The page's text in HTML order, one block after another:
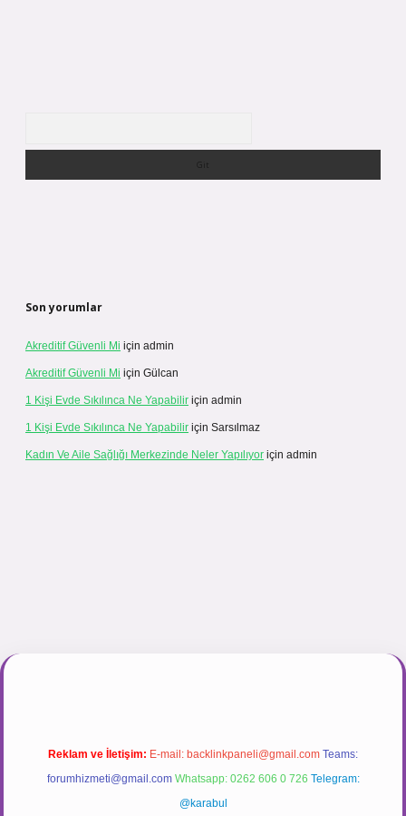
Son yorumlar
Akreditif Güvenli Mi için admin
Akreditif Güvenli Mi için Gülcan
1 Kişi Evde Sıkılınca Ne Yapabilir için admin
1 Kişi Evde Sıkılınca Ne Yapabilir için Sarsılmaz
Kadın Ve Aile Sağlığı Merkezinde Neler Yapılıyor için admin
Reklam ve İletişim: E-mail: backlinkpaneli@gmail.com Teams:
forumhizmeti@gmail.com Whatsapp: 0262 606 0 726 Telegram:
@karabul